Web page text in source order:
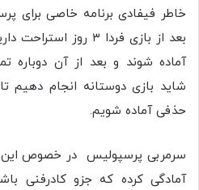
خاطر فیفا‌دی برنامه خاصی برای
بعد از بازی فردا ۳
آماده شوند و بعد از آن دوباره
شاید بازی دوستانه انجام دهیم
حذفی آماده شویم.
سرمربی پرسپولیس در خصوص این
آمادگی کرده که جزو کادرفنی